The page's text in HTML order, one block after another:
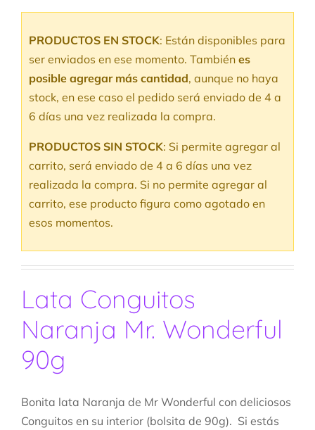
PRODUCTOS EN STOCK: Están disponibles para
ser enviados en ese momento. También es
posible agregar más cantidad, aunque no haya
stock, en ese caso el pedido será enviado de 4 a
6 días una vez realizada la compra.
PRODUCTOS SIN STOCK: Si permite agregar al
carrito, será enviado de 4 a 6 días una vez
realizada la compra. Si no permite agregar al
carrito, ese producto figura como agotado en
esos momentos.
Lata Conguitos
Naranja Mr. Wonderful
90g
Bonita lata Naranja de Mr Wonderful con deliciosos
Conguitos en su interior (bolsita de 90g). Si estás